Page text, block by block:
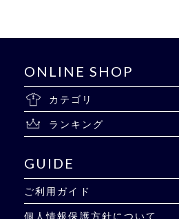
ONLINE SHOP
カテゴリ
ランキング
GUIDE
ご利用ガイド
個人情報保護方針について